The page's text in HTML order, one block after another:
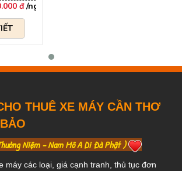
đ
THUÊ XE MÁY CẦN THƠ
Niệm - Nam Mô A Di Đà Phật )
máy các loại, giá cạnh tranh, thủ tục đơn